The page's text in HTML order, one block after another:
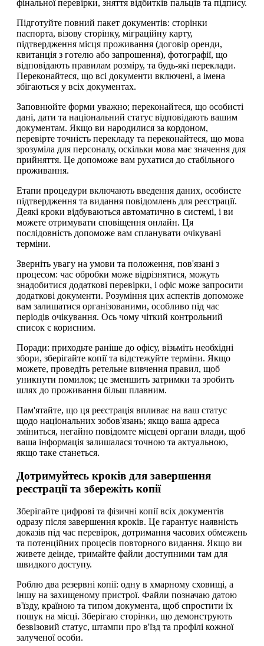
фінальної перевірки, зняття відбитків пальців та підпису.
Підготуйте повний пакет документів: сторінки
паспорта, візову сторінку, міграційну карту,
підтвердження місця проживання (договір оренди,
квитанція з готелю або запрошення), фотографії, що
відповідають правилам розміру, та будь-які переклади.
Переконайтеся, що всі документи включені, а імена
збігаються у всіх документах.
Заповнюйте форми уважно; переконайтеся, що особисті
дані, дати та національний статус відповідають вашим
документам. Якщо ви народилися за кордоном,
перевірте точність перекладу та переконайтеся, що мова
зрозуміла для персоналу, оскільки мова має значення для
прийняття. Це допоможе вам рухатися до стабільного
проживання.
Етапи процедури включають введення даних, особисте
підтвердження та видання повідомлень для реєстрації.
Деякі кроки відбуваються автоматично в системі, і ви
можете отримувати сповіщення онлайн. Ця
послідовність допоможе вам спланувати очікувані
терміни.
Зверніть увагу на умови та положення, пов'язані з
процесом: час обробки може відрізнятися, можуть
знадобитися додаткові перевірки, і офіс може запросити
додаткові документи. Розуміння цих аспектів допоможе
вам залишатися організованими, особливо під час
періодів очікування. Ось чому чіткий контрольний
список є корисним.
Поради: приходьте раніше до офісу, візьміть необхідні
збори, зберігайте копії та відстежуйте терміни. Якщо
можете, проведіть ретельне вивчення правил, щоб
уникнути помилок; це зменшить затримки та зробить
шлях до проживання більш плавним.
Пам'ятайте, що ця реєстрація впливає на ваш статус
щодо національних зобов'язань; якщо ваша адреса
зміниться, негайно повідомте місцеві органи влади, щоб
ваша інформація залишалася точною та актуальною,
якщо таке станеться.
Дотримуйтесь кроків для завершення
реєстрації та збережіть копії
Зберігайте цифрові та фізичні копії всіх документів
одразу після завершення кроків. Це гарантує наявність
доказів під час перевірок, дотримання часових обмежень
та потенційних процесів повторного видання. Якщо ви
живете деінде, тримайте файли доступними там для
швидкого доступу.
Роблю два резервні копії: одну в хмарному сховищі, а
іншу на захищеному пристрої. Файли позначаю датою
в'їзду, країною та типом документа, щоб спростити їх
пошук на місці. Зберігаю сторінки, що демонструють
безвізовий статус, штампи про в'їзд та профілі кожної
залученої особи.